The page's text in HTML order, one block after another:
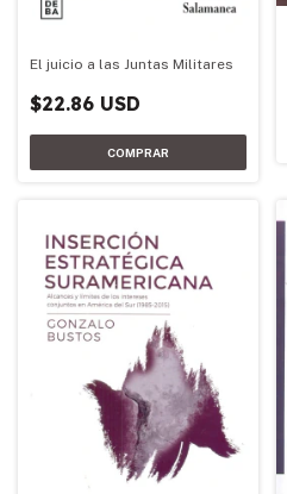
El juicio a las Juntas Militares
$22.86 USD